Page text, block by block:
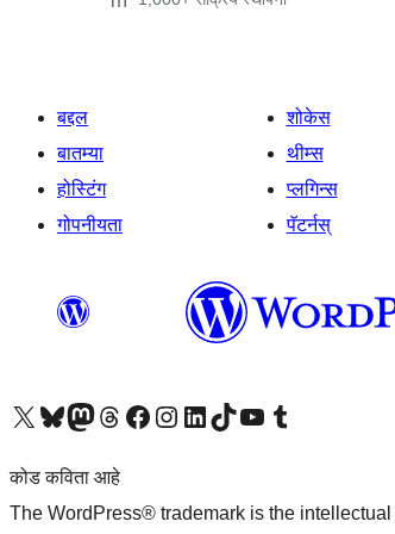
बद्दल
बातम्या
होस्टिंग
गोपनीयता
शोकेस
थीम्स
प्लगिन्स
पॅटर्नस्
आमच्या X (एक्स) (पूर्वीचे ट्विटर) खात्याला भेट द्या आमच्या ब्लूस्की खात्याला भेट द्या.आमच्या Mastodon खात्याला भेट द्या.आमच्या थ्रेड्स खात्याला भेट द्या. आमच्या फेसबुक पेजला भेट द्या आमच्या इंस्टाग्राम खात्याला भेट द्या आमच्या लिंक्डइन खात्याला भेट द्या आमच्या टिकटॉक अकाउंटला भेट द्या.आमच्या यूट्यूब चॅनेलला भेट द्या आमच्या टंबलर खात्याला भेट द्या.
कोड कविता आहे
The WordPress® trademark is the